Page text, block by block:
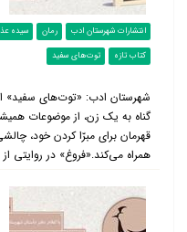
انتشارات شهرستان ادب رمان سیده
کتاب تازه
توت‌های سفید
شهرستان ادب: «توت‌های سفید»
گناه به یک زن، از موضوعات
قهرمان برای مبرّا کردن خود،
همراه می‌کند.«فروغ» در روایتی از